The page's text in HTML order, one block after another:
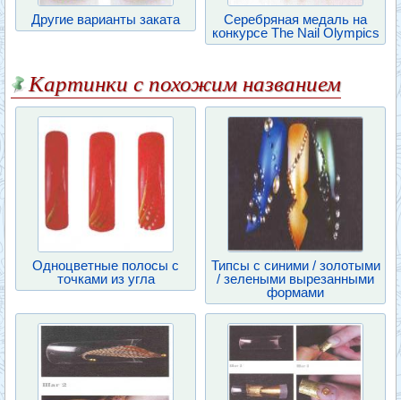
Другие варианты заката
Серебряная медаль на
конкурсе The Nail Olympics
Картинки с похожим названием
Одноцветные полосы с
точками из угла
Типсы с синими / золотыми
/ зелеными вырезанными
формами